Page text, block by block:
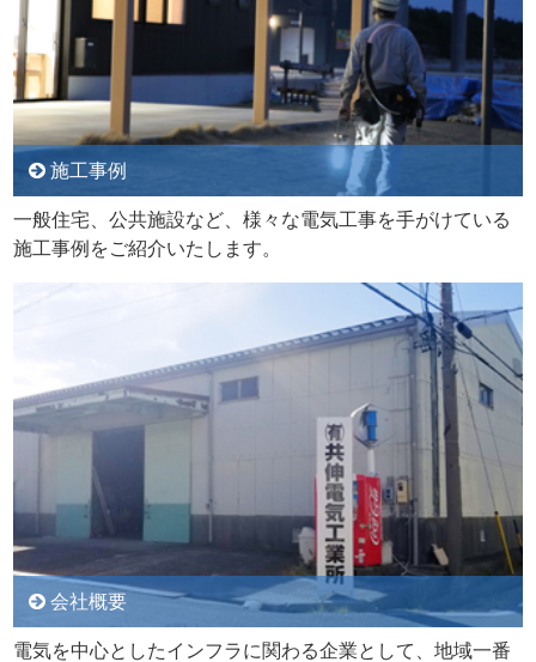
施工事例
一般住宅、公共施設など、様々な電気工事を手がけている
施工事例をご紹介いたします。
会社概要
電気を中心としたインフラに関わる企業として、地域一番